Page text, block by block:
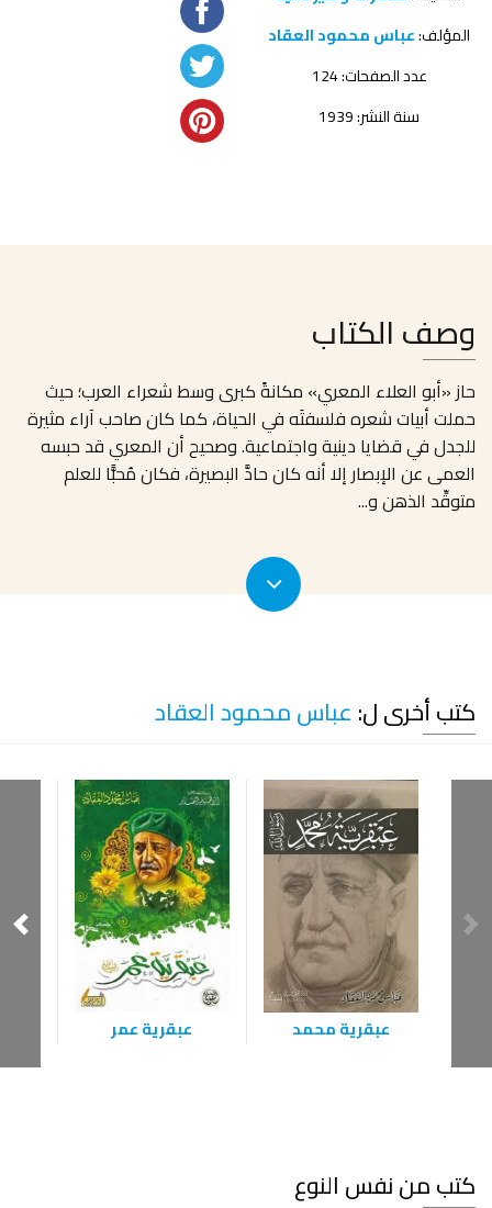
المؤلف:عباس محمود العقاد
عدد الصفحات: 124
سنة النشر: 1939
وصف الكتاب
حاز «أبو العلاء المعري» مكانةً كبرى وسط شعراء العرب؛ حيث
حملت أبيات شعره فلسفتَه في الحياة، كما كان صاحب آراء مثيرة
للجدل في قضايا دينية واجتماعية. وصحيح أن المعري قد حبسه
العمى عن الإبصار إلا أنه كان حادَّ البصيرة، فكان مُحبًّا للعلم
متوقِّد الذهن و...
كتب أخرى ل: عباس محمود العقاد
عبقرية محمد عبقرية عمر
كتب من نفس النوع